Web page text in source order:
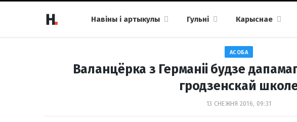
Навіны і артыкулы Гульні Карыснае
АСОБА
Валанцёрка з Германіі будзе
гродзенскай
13 СНЕЖНЯ 2016, 09:31